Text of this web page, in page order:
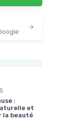
:
et
la beauté